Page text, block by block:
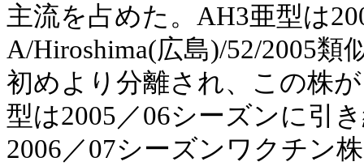
主流を占めた。AH3亜型は
A/Hiroshima(広島)/52/2005
初めより分離され、この株
型は2005／06シーズンに引
2006／07シーズンワクチン